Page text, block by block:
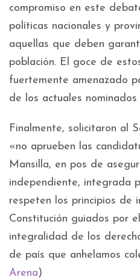
compromiso en este
políticas nacionales y
aquellas que deben
población. El goce de
fuertemente amenazado
de los actuales
Finalmente, solicitaron al
«no aprueben las
Mansilla, en pos de
independiente, integrada
respeten los principios de
Constitución guiados por
integralidad de los
de país que anhelamos
Arena)